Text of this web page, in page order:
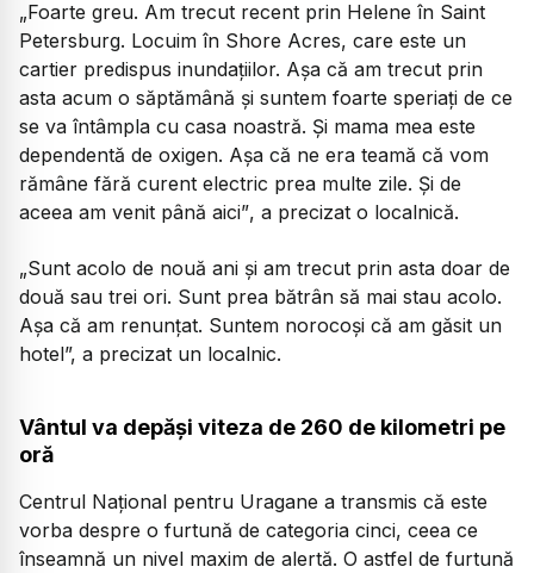
„Foarte greu. Am trecut recent prin Helene în Saint
Petersburg. Locuim în Shore Acres, care este un
cartier predispus inundațiilor. Așa că am trecut prin
asta acum o săptămână și suntem foarte speriați de ce
se va întâmpla cu casa noastră. Și mama mea este
dependentă de oxigen. Așa că ne era teamă că vom
rămâne fără curent electric prea multe zile. Și de
aceea am venit până aici”, a precizat o localnică.
„Sunt acolo de nouă ani și am trecut prin asta doar de
două sau trei ori. Sunt prea bătrân să mai stau acolo.
Așa că am renunțat. Suntem norocoși că am găsit un
hotel”, a precizat un localnic.
Vântul va depăși viteza de 260 de kilometri pe
oră
Centrul Național pentru Uragane a transmis că este
vorba despre o furtună de categoria cinci, ceea ce
înseamnă un nivel maxim de alertă. O astfel de furtună